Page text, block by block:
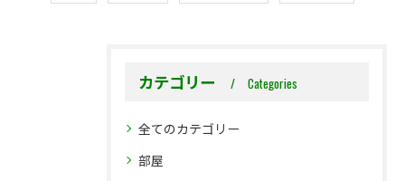
カテゴリー Categories
全てのカテゴリー
部屋